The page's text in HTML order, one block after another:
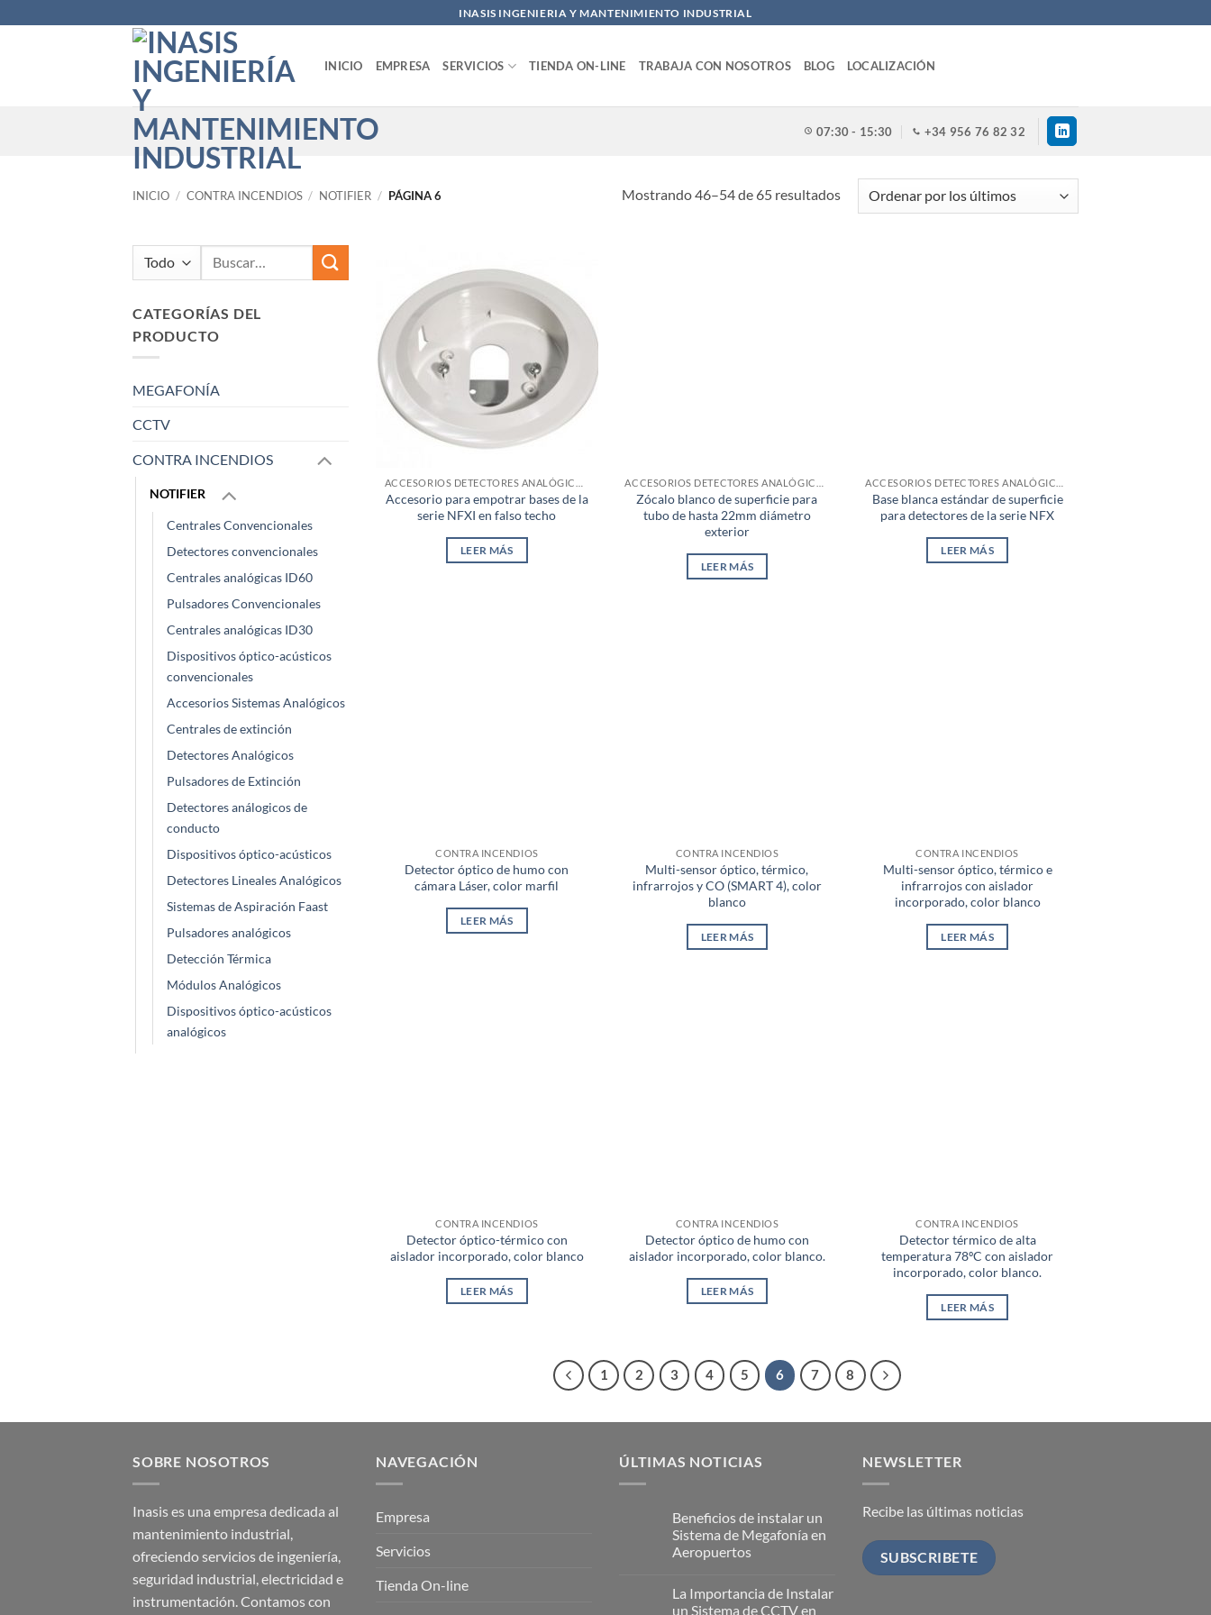
INASIS INGENIERIA Y MANTENIMIENTO INDUSTRIAL
INICIO EMPRESA SERVICIOS TIENDA ON-LINE TRABAJA CON NOSOTROS BLOG LOCALIZACIÓN
07:30 - 15:30 +34 956 76 82 32
INICIO / CONTRA INCENDIOS / NOTIFIER / PÁGINA 6 Mostrando 46–54 de 65 resultados
Buscar
CATEGORÍAS DEL
PRODUCTO
MEGAFONÍA
CCTV
CONTRA INCENDIOS
NOTIFIER
Centrales Convencionales
Detectores convencionales
Centrales analógicas ID60
Pulsadores Convencionales
Centrales analógicas ID30
Dispositivos óptico-acústicos
convencionales
Accesorios Sistemas Analógicos
Centrales de extinción
Detectores Analógicos
Pulsadores de Extinción
Detectores análogicos de
conducto
Dispositivos óptico-acústicos
Detectores Lineales Analógicos
Sistemas de Aspiración Faast
Pulsadores analógicos
Detección Térmica
Módulos Analógicos
Dispositivos óptico-acústicos
analógicos
Accesorio para empotrar bases de la
serie NFXI en falso techo
LEER MÁS
Zócalo blanco de superficie para
tubo de hasta 22mm diámetro
exterior
LEER MÁS
Base blanca estándar de superficie
para detectores de la serie NFX
LEER MÁS
CONTRA INCENDIOS
Detector óptico de humo con
cámara Láser, color marfil
LEER MÁS
CONTRA INCENDIOS
Multi-sensor óptico, térmico,
infrarrojos y CO (SMART 4), color
blanco
LEER MÁS
CONTRA INCENDIOS
Multi-sensor óptico, térmico e
infrarrojos con aislador
incorporado, color blanco
LEER MÁS
CONTRA INCENDIOS
Detector óptico-térmico con
aislador incorporado, color blanco
LEER MÁS
CONTRA INCENDIOS
Detector óptico de humo con
aislador incorporado, color blanco.
LEER MÁS
CONTRA INCENDIOS
Detector térmico de alta
temperatura 78ºC con aislador
incorporado, color blanco.
LEER MÁS
1 2 3 4 5 6 7 8
SOBRE NOSOTROS
Inasis es una empresa dedicada al
mantenimiento industrial,
ofreciendo servicios de ingeniería,
seguridad industrial, electricidad e
instrumentación. Contamos con
NAVEGACIÓN
Empresa
Servicios
Tienda On-line
ÚLTIMAS NOTICIAS
Beneficios de instalar un
Sistema de Megafonía en
Aeropuertos
comentarios
La Importancia de Instalar
un Sistema de CCTV en
NEWSLETTER
Recibe las últimas noticias
SUBSCRIBETE